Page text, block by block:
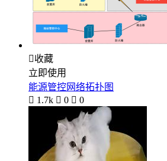
收藏
立即使用
能源管控网络拓扑图
 1.7k  0  0